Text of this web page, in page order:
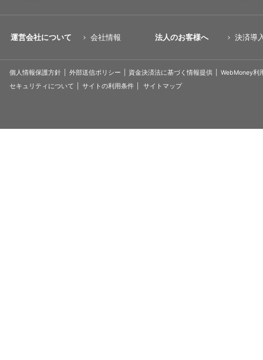
運営会社について 会社情報 法人のお客様へ 決済導
個人情報保護方針 外部送信ポリシー 資金決済法に基づく情報提供
WebMoney利
セキュリティについて
サイトの利用条件 サイトマップ